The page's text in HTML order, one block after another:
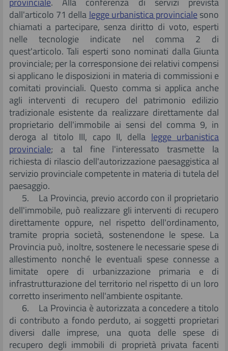
dall'articolo 71 della legge urbanistica provincialesono
chiamati a partecipare, senza diritto di voto, esperti
nelle tecnologie indicate nel comma 2 di
quest'articolo. Tali esperti sono nominati dalla Giunta
provinciale; per la corresponsione dei relativi compensi
si applicano le disposizioni in materia di commissioni e
comitati provinciali. Questo comma si applica anche
agli interventi di recupero del patrimonio edilizio
tradizionale esistente da realizzare direttamente dal
proprietario dell'immobile ai sensi del comma 9, in
deroga al titolo III, capo II, della legge urbanistica
provinciale; a tal fine l'interessato trasmette la
richiesta di rilascio dell'autorizzazione paesaggistica al
servizio provinciale competente in materia di tutela del
paesaggio.
5. La Provincia, previo accordo con il proprietario
dell'immobile, può realizzare gli interventi di recupero
direttamente oppure, nel rispetto dell'ordinamento,
tramite propria società, sostenendone le spese. La
Provincia può, inoltre, sostenere le necessarie spese di
allestimento nonché le eventuali spese connesse a
limitate opere di urbanizzazione primaria e di
infrastrutturazione del territorio nel rispetto di un loro
corretto inserimento nell'ambiente ospitante.
6. La Provincia è autorizzata a concedere a titolo
di contributo a fondo perduto, ai soggetti proprietari
diversi dalle imprese, una quota delle spese di
recupero degli immobili di proprietà privata facenti